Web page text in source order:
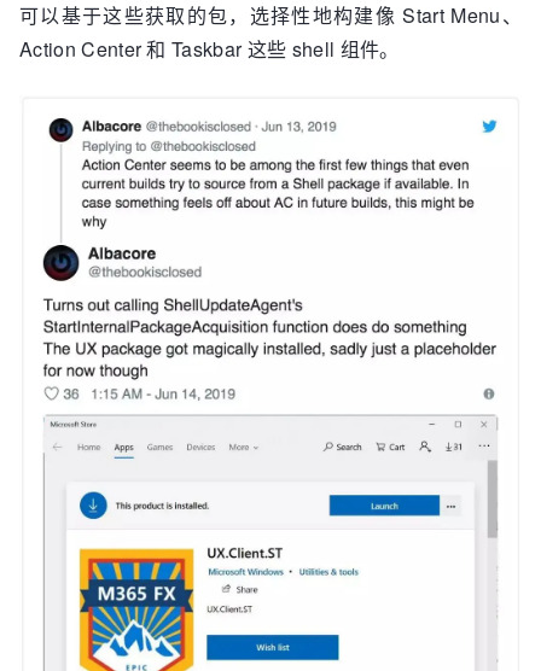
可以基于这些获取的包，选择性地构建像 Start Menu、
Action Center 和 Taskbar 这些 shell 组件。